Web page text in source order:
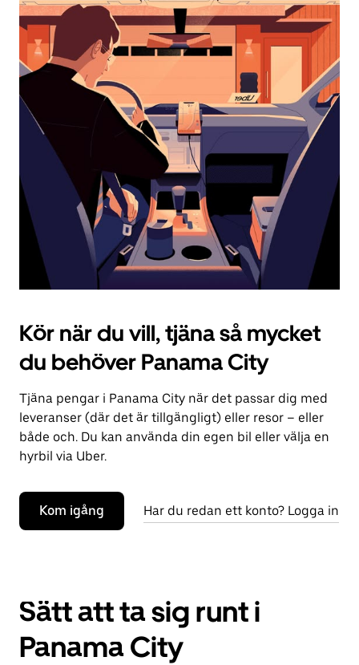
välja
ett
datum.
Tryck
på
ESC-
knappen
för
stänga
kalendern.
Kör när du vill, tjäna så mycket
du behöver Panama City
Tjäna pengar i Panama City när det passar dig med
leveranser (där det är tillgängligt) eller resor – eller
både och. Du kan använda din egen bil eller välja en
hyrbil via Uber.
Kom igång Har du redan ett konto? Logga in
Sätt att ta sig runt i
Panama City